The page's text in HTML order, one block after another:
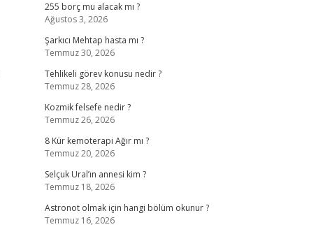
255 borç mu alacak mı ?
Ağustos 3, 2026
Şarkıcı Mehtap hasta mı ?
Temmuz 30, 2026
Tehlikeli görev konusu nedir ?
Temmuz 28, 2026
Kozmik felsefe nedir ?
Temmuz 26, 2026
8 Kür kemoterapi Ağır mı ?
Temmuz 20, 2026
Selçuk Ural’ın annesi kim ?
Temmuz 18, 2026
Astronot olmak için hangi bölüm okunur ?
Temmuz 16, 2026